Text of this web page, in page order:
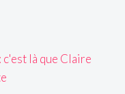
là que Claire